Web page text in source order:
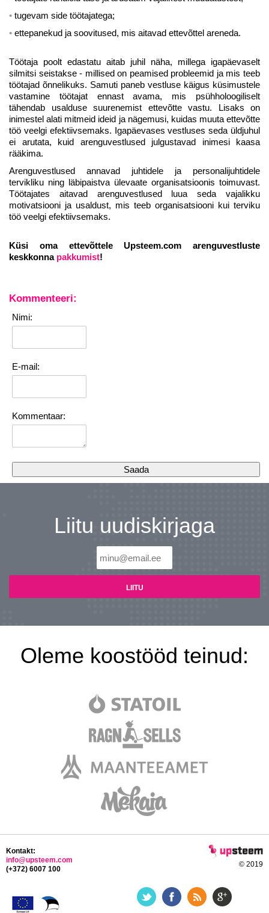
tugevam side töötajatega;
ettepanekud ja soovitused, mis aitavad ettevõttel areneda.
Töötaja poolt edastatu aitab juhil näha, millega igapäevaselt
silmitsi seistakse - millised on peamised probleemid ja mis teeb
töötajad õnnelikuks. Samuti paneb vestluse käigus küsimustele
vastamine töötajat ennast avama, mis psühholoogiliselt
tähendab usalduse suurenemist ettevõtte vastu. Lisaks on
inimestel alati mitmeid ideid ja nägemusi, kuidas muuta ettevõtte
töö veelgi efektiivsemaks. Igapäevases vestluses seda üldjuhul
ei arutata, kuid arenguvestlused julgustavad inimesi kaasa
rääkima.
Arenguvestlused annavad juhtidele ja personalijuhtidele
tervikliku ning läbipaistva ülevaate organisatsioonis toimuvast.
Töötajates aitavad arenguvestlused luua seda vajalikku
motivatsiooni ja usaldust, mis teeb organisatsiooni kui terviku
töö veelgi efektiivsemaks.
Küsi oma ettevõttele Upsteem.com arenguvestluste
keskkonna pakkumist!
Kommenteeri:
Nimi:
E-mail:
Kommentaar:
Liitu uudiskirjaga
Oleme koostööd teinud:
© 2019
Kontakt:
info@upsteem.com
(+372) 6007 100
LIITU UUDISKIRJAGA
Ära jää ilma uudistest ja põnevatest lugudest
personaliarenduse valdkonnas